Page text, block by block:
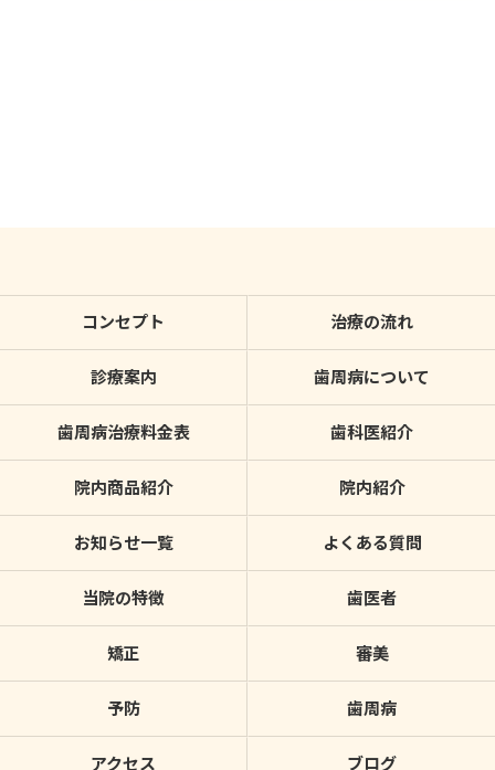
コンセプト 治療の流れ
診療案内 歯周病について
歯周病治療料金表 歯科医紹介
院内商品紹介 院内紹介
お知らせ一覧 よくある質問
当院の特徴 歯医者
矯正 審美
予防 歯周病
アクセス ブログ